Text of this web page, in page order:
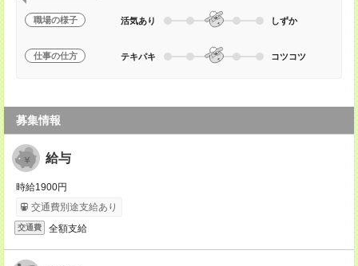
職場の様子 活気あり しずか
仕事の仕方 テキパキ コツコツ
募集情報
給与
時給1900円
交通費別途支給あり
交通費 全額支給